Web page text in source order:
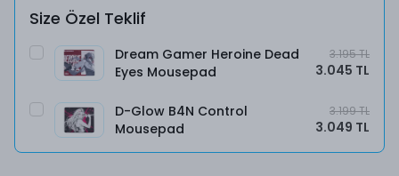
Size Özel Teklif
Dream Gamer Heroine Dead
Eyes Mousepad
3.195 TL
3.045 TL
D-Glow B4N Control
Mousepad
3.199 TL
3.049 TL